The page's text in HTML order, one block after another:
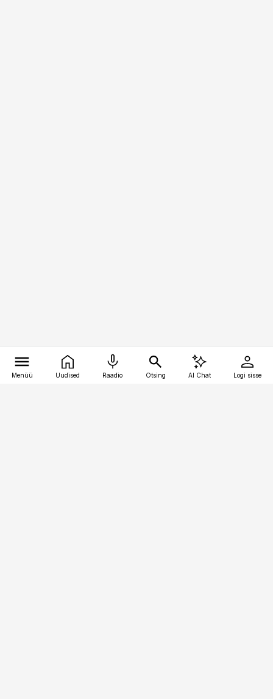
Menüü Uudised Raadio Otsing AI Chat Logi sisse